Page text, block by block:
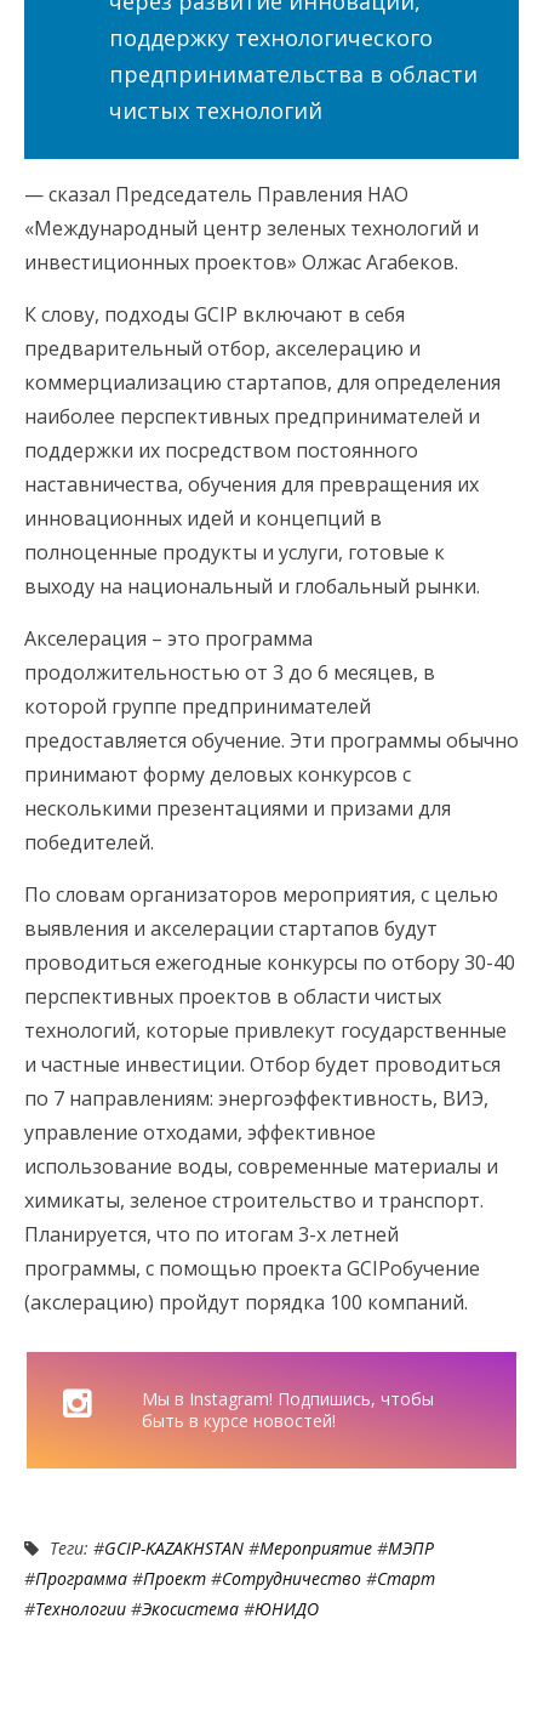
поддержку технологического
предпринимательства в области
чистых технологий
— сказал Председатель Правления НАО
«Международный центр зеленых технологий и
инвестиционных проектов» Олжас Агабеков.
К слову, подходы GCIP включают в себя
предварительный отбор, акселерацию и
коммерциализацию стартапов, для определения
наиболее перспективных предпринимателей и
поддержки их посредством постоянного
наставничества, обучения для превращения их
инновационных идей и концепций в
полноценные продукты и услуги, готовые к
выходу на национальный и глобальный рынки.
Акселерация – это программа
продолжительностью от 3 до 6 месяцев, в
которой группе предпринимателей
предоставляется обучение. Эти программы обычно
принимают форму деловых конкурсов с
несколькими презентациями и призами для
победителей.
По словам организаторов мероприятия, с целью
выявления и акселерации стартапов будут
проводиться ежегодные конкурсы по отбору 30-40
перспективных проектов в области чистых
технологий, которые привлекут государственные
и частные инвестиции. Отбор будет проводиться
по 7 направлениям: энергоэффективность, ВИЭ,
управление отходами, эффективное
использование воды, современные материалы и
химикаты, зеленое строительство и транспорт.
Планируется, что по итогам 3-х летней
программы, с помощью проекта GCIPобучение
(акслерацию) пройдут порядка 100 компаний.
Мы в Instagram! Подпишись, чтобы
быть в курсе новостей!
Теги: #GCIP-KAZAKHSTAN #Мероприятие #МЭПР
#Программа #Проект #Сотрудничество #Старт
#Технологии #Экосистема #ЮНИДО